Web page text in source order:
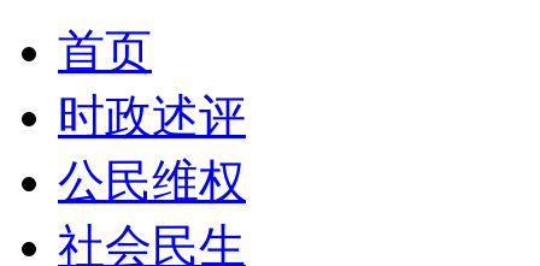
首页
时政述评
公民维权
社会民生